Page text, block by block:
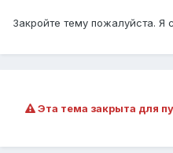
Закройте тему пожалуйста. Я
Эта тема закрыта для